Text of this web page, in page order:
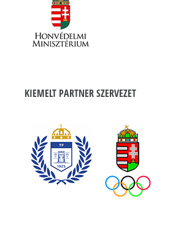
KIEMELT PARTNER SZERVEZET